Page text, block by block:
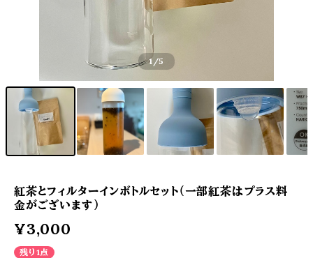
1 /5
紅茶とフィルターインボトルセット（一部紅茶はプラス料
金がございます）
¥3,000
残り1点